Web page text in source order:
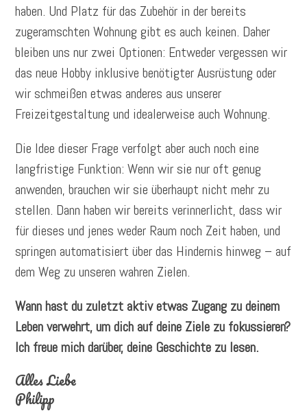
haben. Und Platz für das Zubehör in der bereits
zugeramschten Wohnung gibt es auch keinen. Daher
bleiben uns nur zwei Optionen: Entweder vergessen wir
das neue Hobby inklusive benötigter Ausrüstung oder
wir schmeißen etwas anderes aus unserer
Freizeitgestaltung und idealerweise auch Wohnung.
Die Idee dieser Frage verfolgt aber auch noch eine
langfristige Funktion: Wenn wir sie nur oft genug
anwenden, brauchen wir sie überhaupt nicht mehr zu
stellen. Dann haben wir bereits verinnerlicht, dass wir
für dieses und jenes weder Raum noch Zeit haben, und
springen automatisiert über das Hindernis hinweg – auf
dem Weg zu unseren wahren Zielen.
Wann hast du zuletzt aktiv etwas Zugang zu deinem
Leben verwehrt, um dich auf deine Ziele zu fokussieren?
Ich freue mich darüber, deine Geschichte zu lesen.
Alles Liebe
Philipp